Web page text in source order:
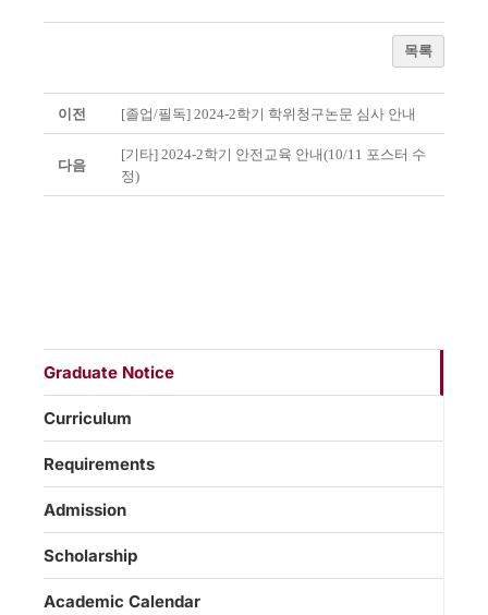
목록
이전 [졸업/필독] 2024-2학기 학위청구논문 심사 안내
다음
[기타] 2024-2학기 안전교육 안내(10/11 포스터 수
정)
Graduate Notice
Curriculum
Requirements
Admission
Scholarship
Academic Calendar